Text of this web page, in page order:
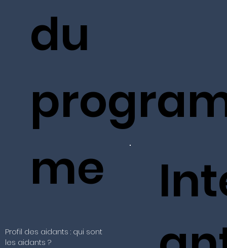
du
me
Profil des aidants : qui sont
les aidants ?